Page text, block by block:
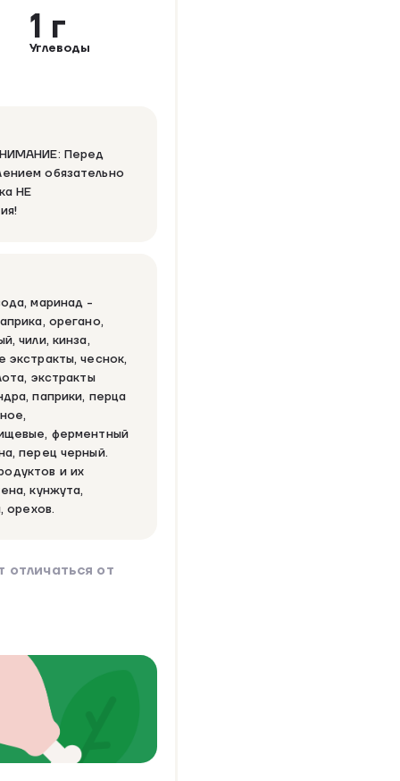
1 г
Углеводы
Перед
обязательно
НЕ
маринад -
орегано,
чили, кинза,
чеснок,
экстракты
паприки, перца
ферментный
перец черный.
и их
кунжута,
орехов.
от